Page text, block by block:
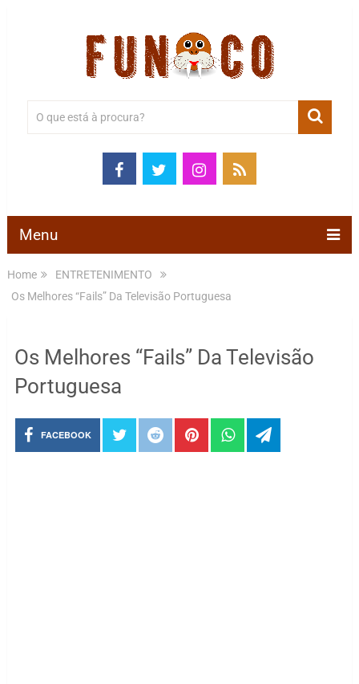
Menu
Home
ENTRETENIMENTO
Os Melhores “Fails” Da Televisão Portuguesa
Os Melhores “Fails” Da Televisão
Portuguesa
FACEBOOK